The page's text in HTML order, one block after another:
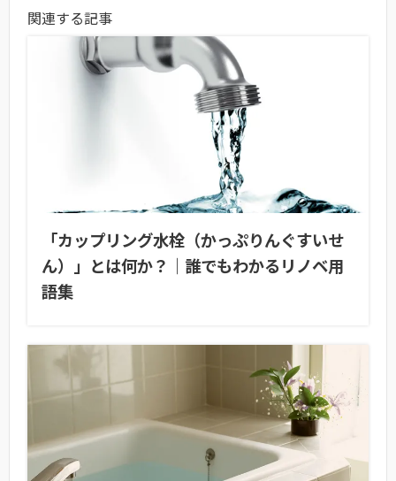
関連する記事
「カップリング水栓（かっぷりんぐすいせ
ん）」とは何か？｜誰でもわかるリノベ用
語集